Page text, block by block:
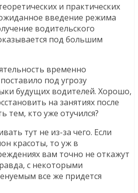
и практических
введение режима
водительского
под большим
временно
под угрозу
будущих водителей. Хорошо,
на занятиях после
тем, кто уже отучился?
тут не из-за чего. Если
красоты, то уж в
вам точно не откажут
с некоторыми
все же придется